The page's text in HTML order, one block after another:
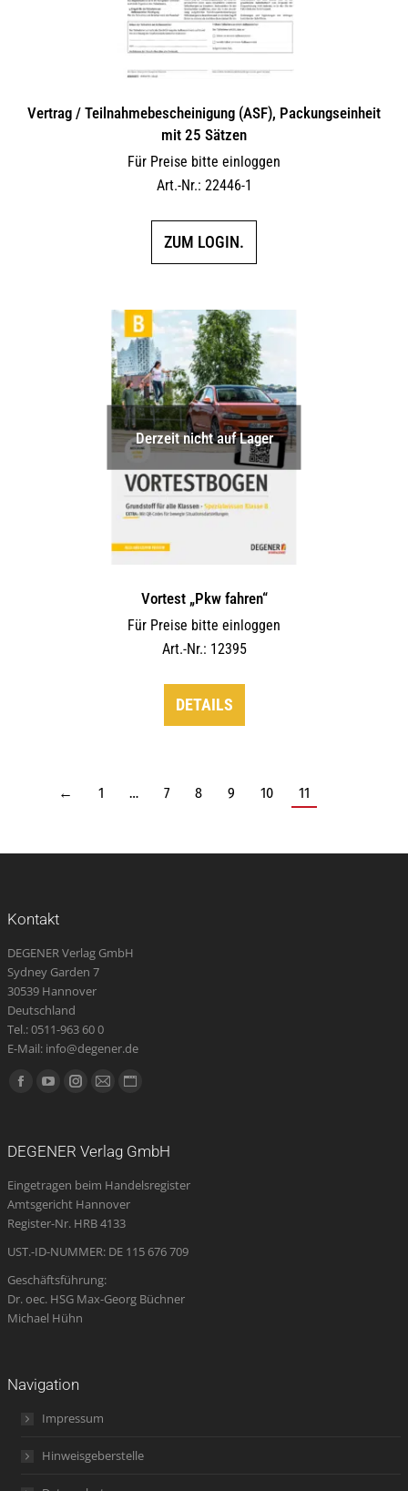
Vertrag / Teilnahme­bescheinigung (ASF), Packungseinheit
mit 25 Sätzen
Für Preise bitte einloggen
Art.-Nr.: 22446-1
ZUM LOGIN.
Derzeit nicht auf Lager
Vortest „Pkw fahren“
Für Preise bitte einloggen
Art.-Nr.: 12395
DETAILS
← 1 … 7 8 9 10 11
Kontakt
DEGENER Verlag GmbH
Sydney Garden 7
30539 Hannover
Deutschland
Tel.: 0511-963 60 0
E-Mail: info@degener.de
Finden Sie uns auf:
Facebook
new
window
YouTube
new
window
Instagram
new
window
E-
opens
in
new
Website
new
DEGENER Verlag GmbH
Eingetragen beim Handelsregister
Amtsgericht Hannover
Register-Nr. HRB 4133
UST.-ID-NUMMER: DE 115 676 709
Geschäftsführung:
Dr. oec. HSG Max-Georg Büchner
Michael Hühn
Navigation
Impressum
Hinweisgeberstelle